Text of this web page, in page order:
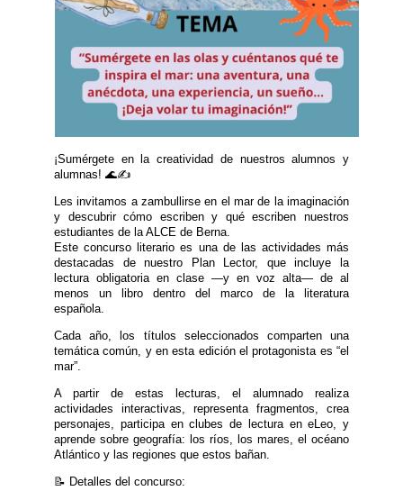
¡Sumérgete en la creatividad de nuestros alumnos y
alumnas! 🌊✍️
Les invitamos a zambullirse en el mar de la imaginación
y descubrir cómo escriben y qué escriben nuestros
estudiantes de la ALCE de Berna.
Este concurso literario es una de las actividades más
destacadas de nuestro Plan Lector, que incluye la
lectura obligatoria en clase —y en voz alta— de al
menos un libro dentro del marco de la literatura
española.
Cada año, los títulos seleccionados comparten una
temática común, y en esta edición el protagonista es “el
mar”.
A partir de estas lecturas, el alumnado realiza
actividades interactivas, representa fragmentos, crea
personajes, participa en clubes de lectura en eLeo, y
aprende sobre geografía: los ríos, los mares, el océano
Atlántico y las regiones que estos bañan.
📝 Detalles del concurso: